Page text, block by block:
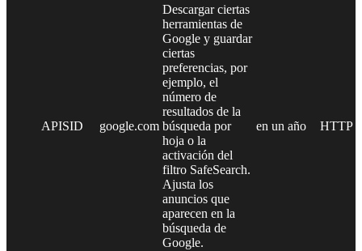
APISID google.com
Descargar ciertas
herramientas de
Google y guardar
ciertas
preferencias, por
ejemplo, el
número de
resultados de la
búsqueda por
hoja o la
activación del
filtro SafeSearch.
Ajusta los
anuncios que
aparecen en la
búsqueda de
Google.
en un año HTTP